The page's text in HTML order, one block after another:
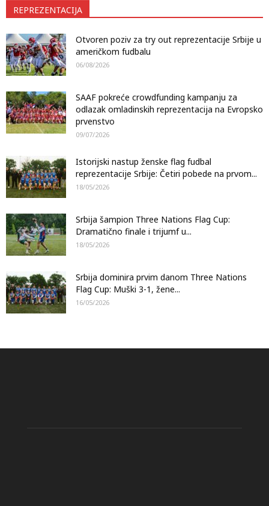
REPREZENTACIJA
Otvoren poziv za try out reprezentacije Srbije u
američkom fudbalu
06/08/2026
SAAF pokreće crowdfunding kampanju za
odlazak omladinskih reprezentacija na Evropsko
prvenstvo
09/07/2026
Istorijski nastup ženske flag fudbal
reprezentacije Srbije: Četiri pobede na prvom...
18/05/2026
Srbija šampion Three Nations Flag Cup:
Dramatično finale i trijumf u...
18/05/2026
Srbija dominira prvim danom Three Nations
Flag Cup: Muški 3-1, žene...
16/05/2026